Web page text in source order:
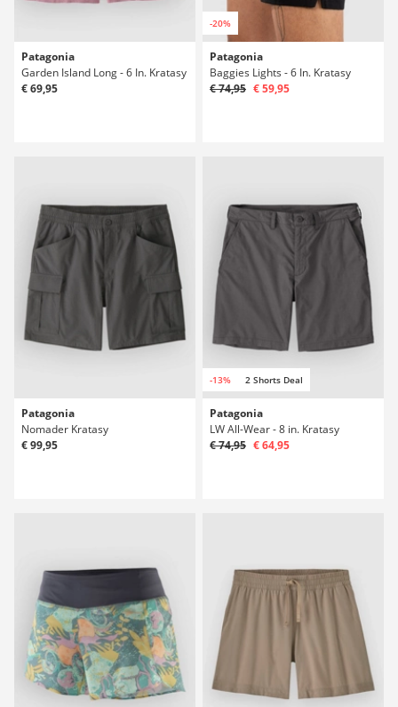
Patagonia
Garden Island Long - 6 In. Kratasy
€ 69,95
-20%
Patagonia
Baggies Lights - 6 In. Kratasy
€ 74,95 € 59,95
Patagonia
Nomader Kratasy
€ 99,95
-13% 2 Shorts Deal
Patagonia
LW All-Wear - 8 in. Kratasy
€ 74,95 € 64,95